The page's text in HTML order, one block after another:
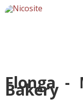
Flonga -
Bakery